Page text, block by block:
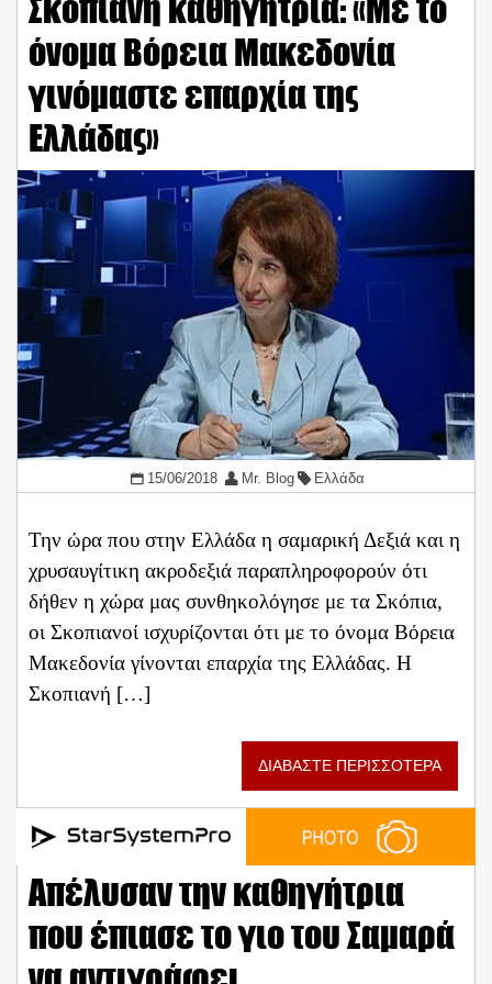
Σκοπιανή καθηγήτρια: «Με το
όνομα Βόρεια Μακεδονία
γινόμαστε επαρχία της
Ελλάδας»
15/06/2018 Mr. Blog Ελλάδα
Την ώρα που στην Ελλάδα η σαμαρική Δεξιά και η
χρυσαυγίτικη ακροδεξιά παραπληροφορούν ότι
δήθεν η χώρα μας συνθηκολόγησε με τα Σκόπια,
οι Σκοπιανοί ισχυρίζονται ότι με το όνομα Βόρεια
Μακεδονία γίνονται επαρχία της Ελλάδας. Η
Σκοπιανή […]
ΔΙΑΒΑΣΤΕ ΠΕΡΙΣΣΟΤΕΡΑ
Απέλυσαν την καθηγήτρια
που έπιασε το γιο του Σαμαρά